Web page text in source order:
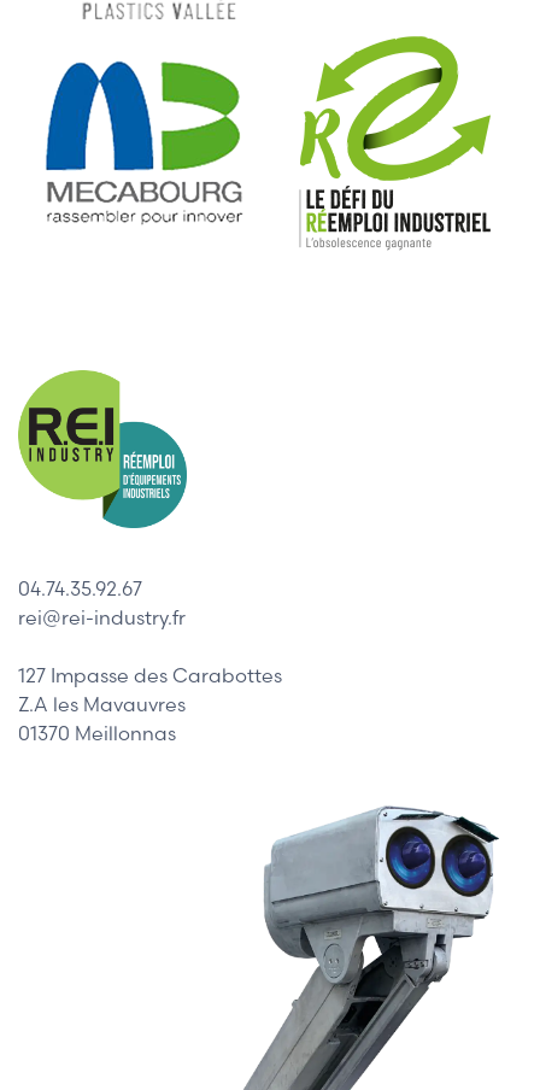
04.74.35.92.67
rei@rei-industry.fr
127 Impasse des Carabottes
Z.A les Mavauvres
01370 Meillonnas